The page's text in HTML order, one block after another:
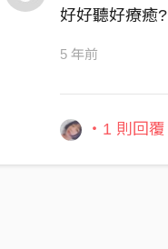
好好聽好療癒?
5 年前
・1 則回覆